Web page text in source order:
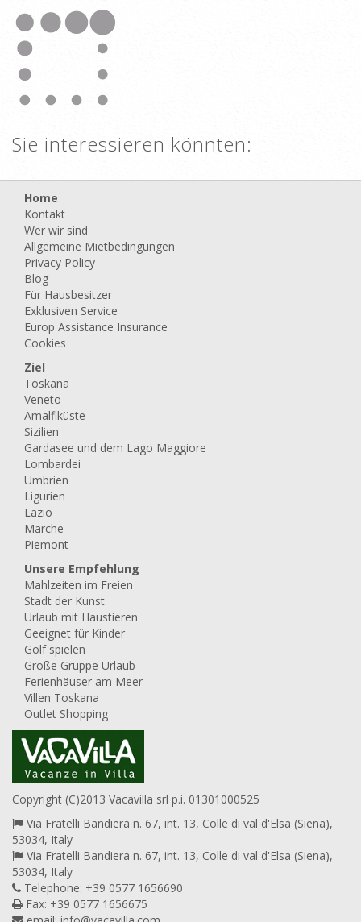
Sie interessieren könnten:
Home
Kontakt
Wer wir sind
Allgemeine Mietbedingungen
Privacy Policy
Blog
Für Hausbesitzer
Exklusiven Service
Europ Assistance Insurance
Cookies
Ziel
Toskana
Veneto
Amalfiküste
Sizilien
Gardasee und dem Lago Maggiore
Lombardei
Umbrien
Ligurien
Lazio
Marche
Piemont
Unsere Empfehlung
Mahlzeiten im Freien
Stadt der Kunst
Urlaub mit Haustieren
Geeignet für Kinder
Golf spielen
Große Gruppe Urlaub
Ferienhäuser am Meer
Villen Toskana
Outlet Shopping
Copyright (C)2013 Vacavilla srl p.i. 01301000525
Via Fratelli Bandiera n. 67, int. 13, Colle di val d'Elsa (Siena),
53034, Italy
Via Fratelli Bandiera n. 67, int. 13, Colle di val d'Elsa (Siena),
53034, Italy
Telephone: +39 0577 1656690
Fax: +39 0577 1656675